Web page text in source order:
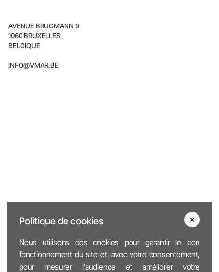
AVENUE BRUGMANN 9
1060 BRUXELLES
BELGIQUE
INFO@VMAR.BE
Politique de cookies
Nous utilisons des cookies pour garantir le bon
fonctionnement du site et, avec votre consentement,
pour mesurer l’audience et améliorer votre